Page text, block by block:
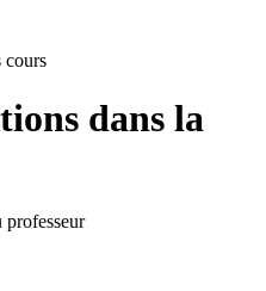
cours
dans la
professeur